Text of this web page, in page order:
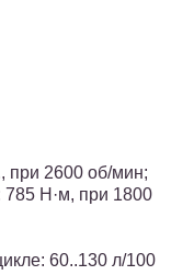
при 2600 об/мин;
Н·м, при 1800
60..130 л/100